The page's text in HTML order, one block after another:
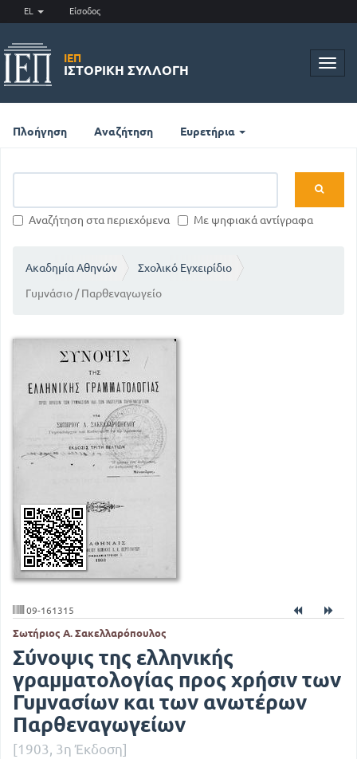
EL Είσοδος
ΙΕΠ
ΙΣΤΟΡΙΚΉ ΣΥΛΛΟΓΉ
Πλοήγηση Αναζήτηση Ευρετήρια
Αναζήτηση στα περιεχόμενα Με ψηφιακά αντίγραφα
Ακαδημία Αθηνών
Σχολικό Εγχειρίδιο
Γυμνάσιο / Παρθεναγωγείο
09-161315
Σωτήριος Α. Σακελλαρόπουλος
Σύνοψις της ελληνικής
γραμματολογίας προς χρήσιν των
Γυμνασίων και των ανωτέρων
Παρθεναγωγείων
[1903, 3η Έκδοση]